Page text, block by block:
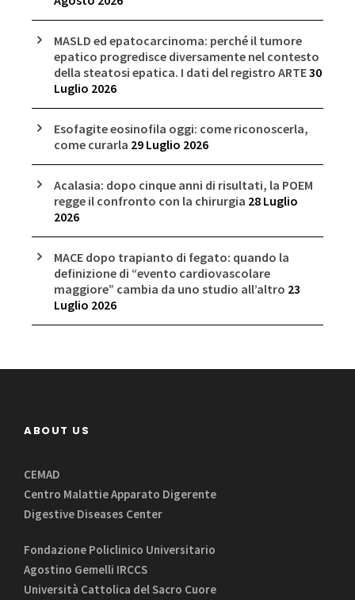
MASLD ed epatocarcinoma: perché il tumore
epatico progredisce diversamente nel contesto
della steatosi epatica. I dati del registro ARTE30
Luglio 2026
Esofagite eosinofila oggi: come riconoscerla,
come curarla 29 Luglio 2026
Acalasia: dopo cinque anni di risultati, la POEM
regge il confronto con la chirurgia 28 Luglio
2026
MACE dopo trapianto di fegato: quando la
definizione di “evento cardiovascolare
maggiore” cambia da uno studio all’altro 23
Luglio 2026
ABOUT US
CEMAD
Centro Malattie Apparato Digerente
Digestive Diseases Center
Fondazione Policlinico Universitario
Agostino Gemelli IRCCS
Università Cattolica del Sacro Cuore